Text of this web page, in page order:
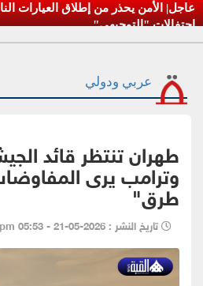
عاجل| الأمن يحذر من إطلاق العيارات
احتفالات "التوجيهي"
عربي ودولي
طهران تنتظر قائد
وترامب يرى
طرق"
تاريخ النشر : 2026-05-21 - 05:53 pm